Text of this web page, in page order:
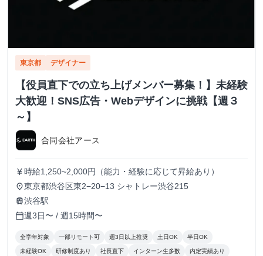
東京都 デザイナー
【役員直下での立ち上げメンバー募集！】未経験
大歓迎！SNS広告・Webデザインに挑戦【週３
～】
合同会社アース
currency_yen 時給1,250~2,000円（能力・経験に応じて昇給あり）
place東京都渋谷区東2−20−13 シャトレー渋谷215
train渋谷駅
calendar_today週3日〜 / 週15時間〜
全学年対象 一部リモート可 週3日以上推奨 土日OK 半日OK
未経験OK 研修制度あり 社長直下 インターン生多数 内定実績あり